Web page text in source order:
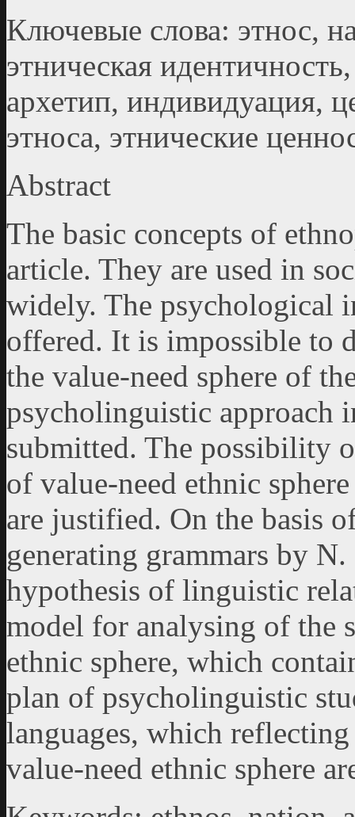
Ключевые слова: этнос,
этническая
архетип, индивидуация,
этноса, этнические
Abstract
The basic concepts of
article. They are used in
widely. The psychological
offered. It is impossible to
the value-need sphere of
psycholinguistic approach
submitted. The possibility
of value-need ethnic
are justified. On the basis
generating grammars by
hypothesis of linguistic
model for analysing of the
ethnic sphere, which
plan of psycholinguistic
languages, which
value-need ethnic sphere